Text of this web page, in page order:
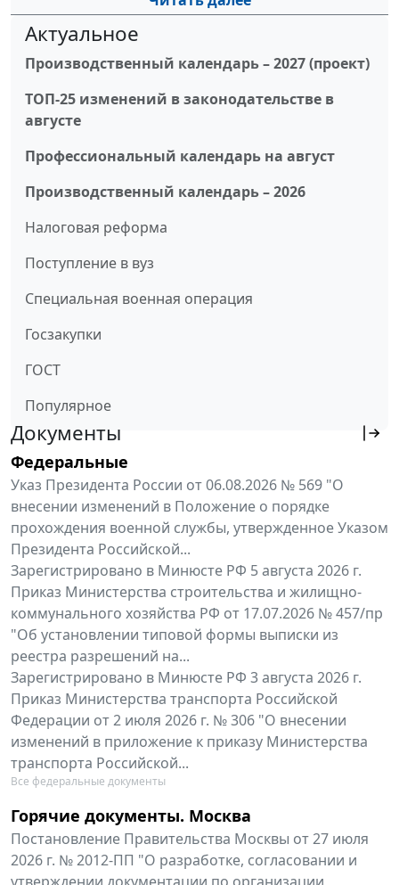
Актуальное
Производственный календарь – 2027 (проект)
ТОП-25 изменений в законодательстве в
августе
Профессиональный календарь на август
Производственный календарь – 2026
Налоговая реформа
Поступление в вуз
Специальная военная операция
Госзакупки
ГОСТ
Популярное
Документы
Федеральные
Указ Президента России от 06.08.2026 № 569 "О
внесении изменений в Положение о порядке
прохождения военной службы, утвержденное Указом
Президента Российской...
Зарегистрировано в Минюсте РФ 5 августа 2026 г.
Приказ Министерства строительства и жилищно-
коммунального хозяйства РФ от 17.07.2026 № 457/пр
"Об установлении типовой формы выписки из
реестра разрешений на...
Зарегистрировано в Минюсте РФ 3 августа 2026 г.
Приказ Министерства транспорта Российской
Федерации от 2 июля 2026 г. № 306 "О внесении
изменений в приложение к приказу Министерства
транспорта Российской...
Все федеральные документы
Горячие документы. Москва
Постановление Правительства Москвы от 27 июля
2026 г. № 2012-ПП "О разработке, согласовании и